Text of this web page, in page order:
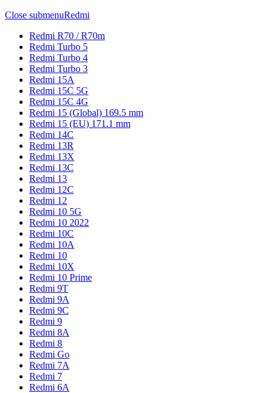
Close submenuRedmi
Redmi R70 / R70m
Redmi Turbo 5
Redmi Turbo 4
Redmi Turbo 3
Redmi 15A
Redmi 15C 5G
Redmi 15C 4G
Redmi 15 (Global) 169.5 mm
Redmi 15 (EU) 171.1 mm
Redmi 14C
Redmi 13R
Redmi 13X
Redmi 13C
Redmi 13
Redmi 12C
Redmi 12
Redmi 10 5G
Redmi 10 2022
Redmi 10C
Redmi 10A
Redmi 10
Redmi 10X
Redmi 10 Prime
Redmi 9T
Redmi 9A
Redmi 9C
Redmi 9
Redmi 8A
Redmi 8
Redmi Go
Redmi 7A
Redmi 7
Redmi 6A